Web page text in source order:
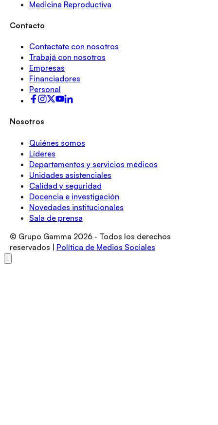
Medicina Reproductiva
Contacto
Contactate con nosotros
Trabajá con nosotros
Empresas
Financiadores
Personal
Nosotros
Quiénes somos
Líderes
Departamentos y servicios médicos
Unidades asistenciales
Calidad y seguridad
Docencia e investigación
Novedades institucionales
Sala de prensa
© Grupo Gamma 2026 - Todos los derechos
reservados | Política de Medios Sociales